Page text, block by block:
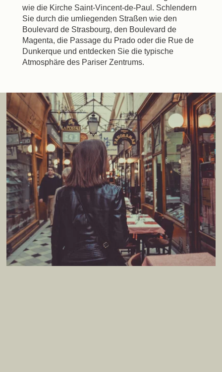
wie die Kirche Saint-Vincent-de-Paul. Schlendern
Sie durch die umliegenden Straßen wie den
Boulevard de Strasbourg, den Boulevard de
Magenta, die Passage du Prado oder die Rue de
Dunkerque und entdecken Sie die typische
Atmosphäre des Pariser Zentrums.